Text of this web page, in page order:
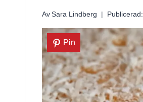
Av Sara Lindberg Publicerad:
Pin